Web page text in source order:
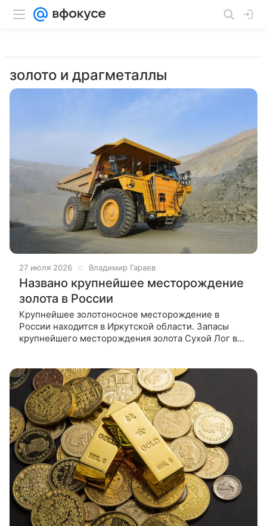
золото и драгметаллы
27 июля 2026 Владимир Гараев
Названо крупнейшее месторождение
золота в России
Крупнейшее золотоносное месторождение в
России находится в Иркутской области. Запасы
крупнейшего месторождения золота Сухой Лог в